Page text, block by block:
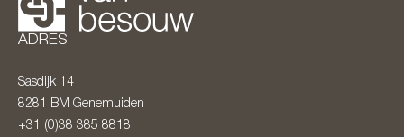
ADRES
Sasdijk 14
8281 BM Genemuiden
+31 (0)38 385 8818